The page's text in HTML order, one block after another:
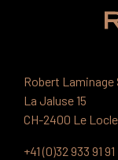
Robert Laminage
La Jaluse 15
CH-2400 Le Locle
+41 (0)32 933 91 91